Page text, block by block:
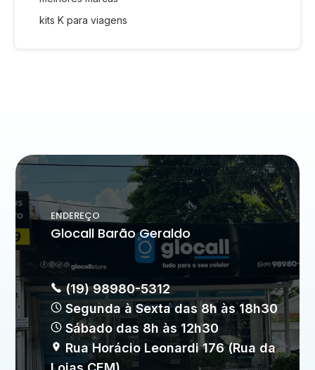
kits K para viagens
ENDEREÇO
Glocall Barão Geraldo
(19) 98980-5312
Segunda à Sexta das 8h às 18h30
Sábado das 8h às 12h30
Rua Horácio Leonardi 176 (Rua da